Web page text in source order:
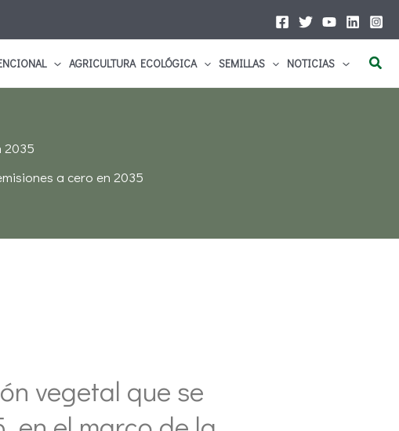
AGRICULTURA ECOLÓGICA SEMILLAS NOTICIAS
2035
a cero en 2035
vegetal que se